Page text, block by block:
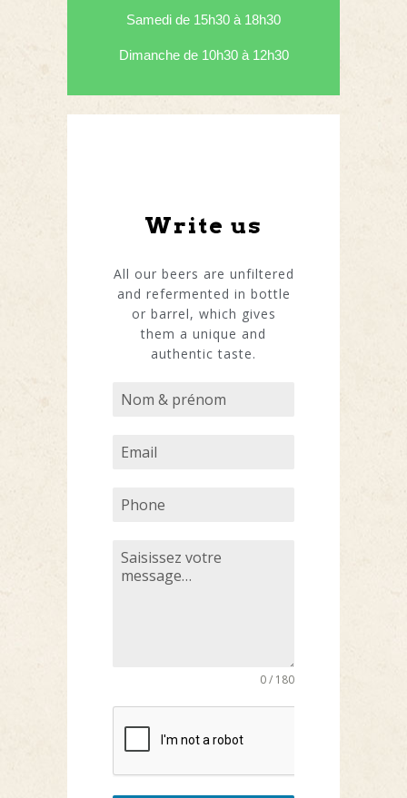
Samedi de 15h30 à 18h30
Dimanche de 10h30 à 12h30
Write us
All our beers are unfiltered
and refermented in bottle
or barrel, which gives
them a unique and
authentic taste.
0 / 180